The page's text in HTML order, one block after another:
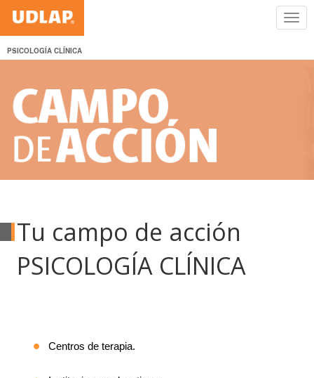
PSICOLOGÍA CLÍNICA
Tu campo de acción
PSICOLOGÍA CLÍNICA
Centros de terapia.